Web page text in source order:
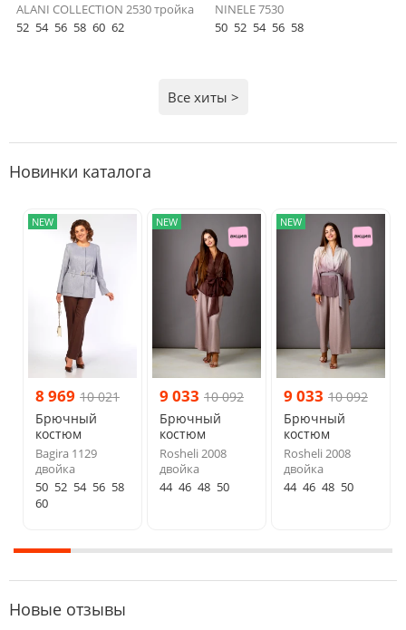
ALANI COLLECTION 2530 тройка
52 54 56 58 60 62
NINELE 7530
50 52 54 56 58
Все хиты >
Новинки каталога
NEW
8 969 10 021
Брючный
костюм
Bagira 1129
двойка
50 52 54 56 58
60
NEW
9 033 10 092
Брючный
костюм
Rosheli 2008
двойка
44 46 48 50
NEW
9 033 10 092
Брючный
костюм
Rosheli 2008
двойка
44 46 48 50
Новые отзывы